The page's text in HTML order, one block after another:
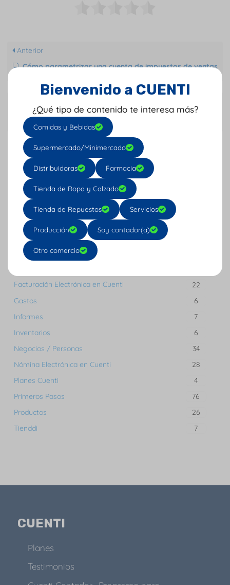
Anterior
Cómo parametrizar una cuenta de impuestos de ventas
Cómo parametrizar una cuenta por pagar
Categorías
Configuración
Contactos
Contadores
DIAN
Facturación Electrónica en Cuenti
22
Gastos
6
Informes
7
Inventarios
6
Negocios / Personas
34
Nómina Electrónica en Cuenti
28
Planes Cuenti
4
Primeros Pasos
76
Productos
26
Tienddi
7
CUENTI
Planes
Testimonios
Bienvenido a CUENTI
¿Qué tipo de contenido te interesa más?
Comidas y Bebidas
Supermercado/Minimercado
Distribuidoras Farmacia
Tienda de Ropa y Calzado
Tienda de Repuestos Servicios
Producción Soy contador(a)
Otro comercio